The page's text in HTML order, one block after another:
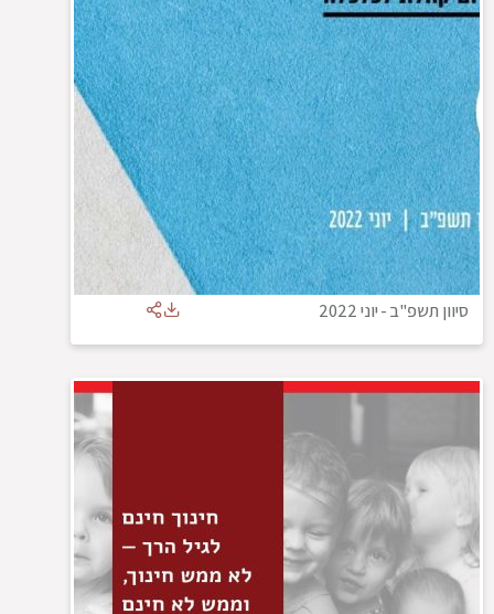
סיוון תשפ"ב-יוני 2022